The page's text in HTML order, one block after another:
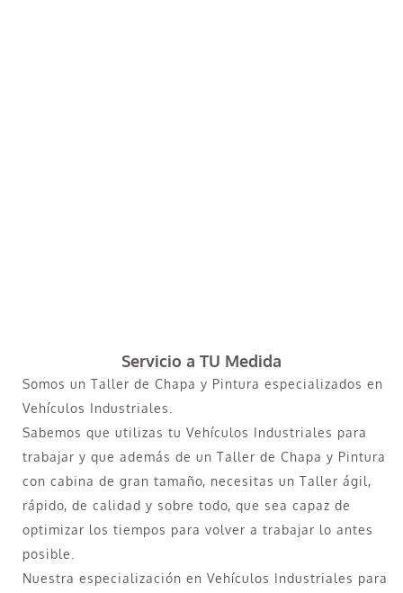
Servicio a TU Medida
Somos un Taller de Chapa y Pintura especializados en
Vehículos Industriales.
Sabemos que utilizas tu Vehículos Industriales para
trabajar y que además de un Taller de Chapa y Pintura
con cabina de gran tamaño, necesitas un Taller ágil,
rápido, de calidad y sobre todo, que sea capaz de
optimizar los tiempos para volver a trabajar lo antes
posible.
Nuestra especialización en Vehículos Industriales para